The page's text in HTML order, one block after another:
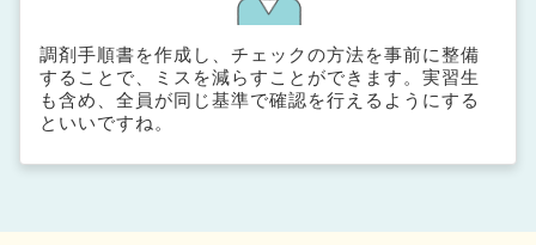
調剤手順書を作成し、チェックの方法を事前に整備
することで、ミスを減らすことができます。実習生
も含め、全員が同じ基準で確認を行えるようにする
といいですね。